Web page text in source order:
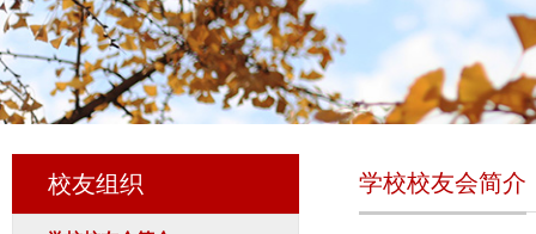
校友组织 学校校友会简介